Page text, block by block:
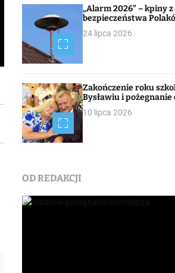
„Alarm 2026” – kpiny z
bezpieczeństwa
24 lipca 2026
Zakończenie roku
Bysławiu i pożegnanie
10 lipca 2026
OD REDAKCJI